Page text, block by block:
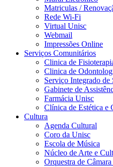
Matriculas /
Rede Wi-Fi
Virtual Unisc
Webmail
Impressões Online
Serviços Comunitários
Clinica de
Clinica de
Serviço Integrado de
Gabinete de
Farmácia Unisc
Clínica de Estética e
Cultura
Agenda Cultural
Coro da Unisc
Escola de Música
Núcleo de Arte e
Orquestra de